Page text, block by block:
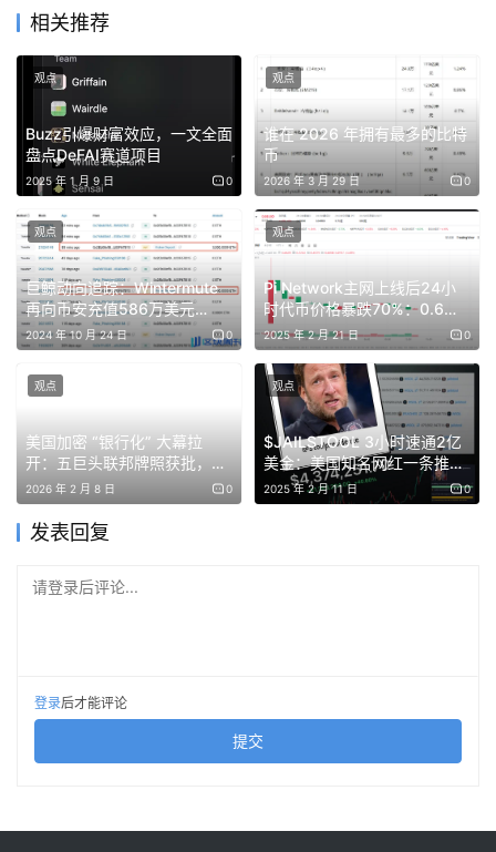
了以太坊。这是以太坊路线图设计的一部分，因为汇总
全性，为主网提供了更便宜的执行替代方案。
虽然这张图表汇总了多个 L2 的交易量，但每一个 L2 都为
以太坊提供了替代的区块空间，突显了 L1 活动向 L2 迁移
的趋势。
以太坊 L2 的日益重要性也体现在它们吸引了以太坊去中心
化交易所（DEX）市场份额的能力上。在 EIP-4844 升级
后，以太坊 L2 将以太坊的 DEX 市场份额压低至 60% 以
下。
这也强调了随着越来越多的 rollups 网络出现，流动性环境
尽管这些 L2 成功显著，但由于 EIP-4844 升级，它们在以
月实施，为以太坊引入了一种名为“blobs”的新数据存储机
2024 年 3 月，L2 在以太坊上的费用超过了 10,000
ETH，但到 7 月份，这一费用下降到不足 400 ETH，下降
了约 96%。随着成本的下降，L2 对 ETH 销毁的贡献也大
相关推荐
Buzz引爆财富效应，一文全面
盘点DeFAI赛道项目
2025 年 1 月 9 日 0
观点
谁在 2026 年拥有最多的比特
币
2026 年 3 月 29 日 0
观点
巨鲸动向追踪：Wintermute
再向币安充值586万美元
APE，近期累计已转移879万
枚
2024 年 10 月 24 日 0
观点
Pi Network主网上线后24小
时代币价格暴跌70%：0.6的
PI值得买吗?
2025 年 2 月 21 日 0
观点
美国加密 “银行化” 大幕拉
开：五巨头联邦牌照获批，撼
动万亿美元结算权
2026 年 2 月 8 日 0
观点
$JAILSTOOL 3小时速通2亿
美金：美国知名网红一条推
文，再次燃起Meme炒作浪潮
2025 年 2 月 11 日 0
观点
发表回复
请登录后评论...
登录后才能评论
提交